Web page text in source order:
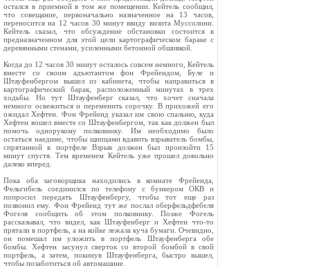
остался в приемной в том же помещении. Кейтель сообщил,
что совещание, первоначально назначенное на 13 часов,
переносится на 12 часов 30 минут ввиду визита Муссолини.
Кейтель сказал, что обсуждение обстановки состоится в
предназначенном для этой цели картографическом бараке с
деревянными стенами, усиленными бетонной обшивкой.
Когда до 12 часов 30 минут осталось совсем немного, Кейтель
вместе со своим адъютантом фон Фрейендом, Буле и
Штауфенбергом вышел из кабинета, чтобы направиться в
картографический барак, расположенный минутах в трех
ходьбы. Но тут Штауфенберг сказал, что хочет сначала
немного освежиться и переменить сорочку. В прихожей его
ожидал Хефтен. Фон Фрейенд указал им свою спальню, куда
Хефтен вошел вместе со Штауфенбергом, так как должен был
помочь однорукому полковнику. Им необходимо было
остаться наедине, чтобы щипцами вдавить взрыватель бомбы,
спрятанной в портфеле Взрыв должен был произойти 15
минут спустя. Тем временем Кейтель уже прошел довольно
далеко вперед.
Пока оба заговорщика находились в комнате Фрейенда,
Фельгибель соединился по телефону с бункером ОКВ и
попросил передать Штауфенбергу, чтобы тот еще раз
позвонил ему. Фон Фрейенд тут же послал оберфельдфебеля
Фогеля сообщить об этом полковнику. Позже Фогель
рассказывал, что видел, как Штауфенберг и Хефтен что‑то
прятали в портфель, а на койке лежала куча бумаги. Очевидно,
он помешал им уложить в портфель Штауфенберга обе
бомбы. Хефтен засунул сверток со второй бомбой в свой
портфель, а затем, покинув Штауфенберга, быстро вышел,
чтобы позаботиться об автомашине.